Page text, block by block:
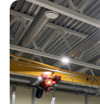
Видеогалерея